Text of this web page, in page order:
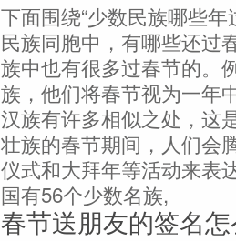
下面围绕“少数民族哪些
民族同胞中，有哪些还过
族中也有很多过春节的。
族，他们将春节视为一年
汉族有许多相似之处，这
壮族的春节期间，人们会
仪式和大拜年等活动来表
国有56个少数名族,
春节送朋友的签名